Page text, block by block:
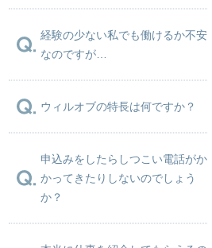
経験の少ない私でも働けるか不安
なのですが…
ウィルオブの特長は何ですか？
申込みをしたらしつこい電話がか
かってきたりしないのでしょう
か？